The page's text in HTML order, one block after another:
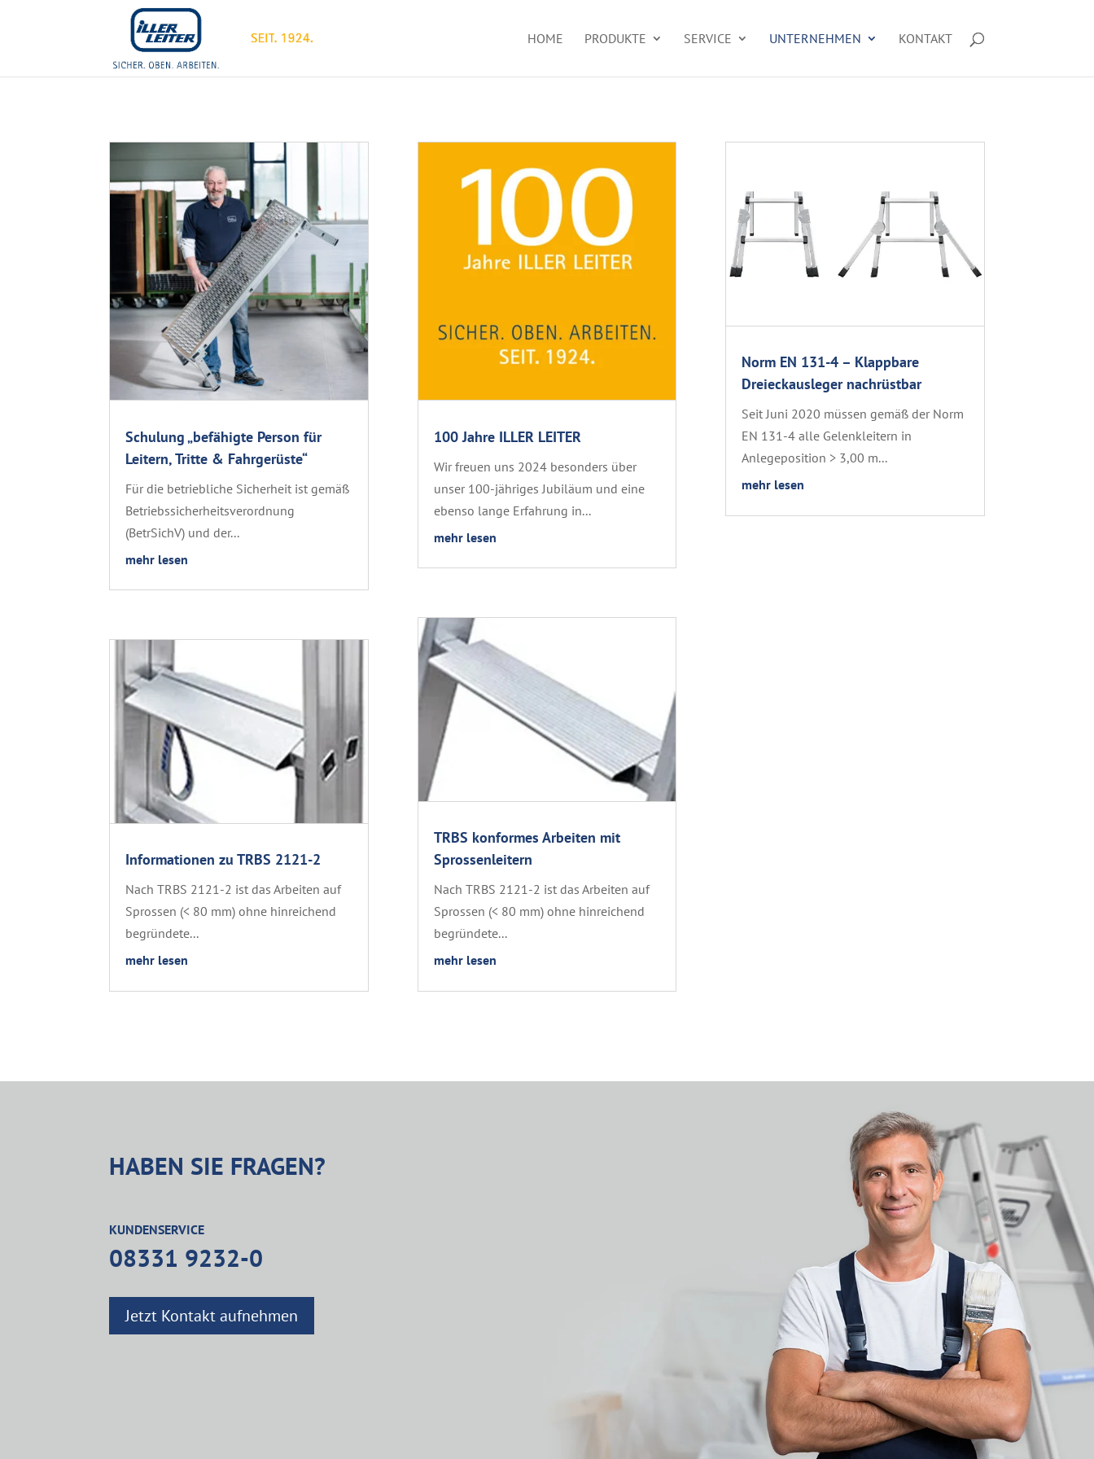
HOME PRODUKTE SERVICE UNTERNEHMEN KONTAKT
Schulung „befähigte Person für
Leitern, Tritte & Fahrgerüste“
Für die betriebliche Sicherheit ist gemäß
Betriebssicherheitsverordnung
(BetrSichV) und der...
mehr lesen
Informationen zu TRBS 2121-2
Nach TRBS 2121-2 ist das Arbeiten auf
Sprossen (< 80 mm) ohne hinreichend
begründete...
mehr lesen
100 Jahre ILLER LEITER
Wir freuen uns 2024 besonders über
unser 100-jähriges Jubiläum und eine
ebenso lange Erfahrung in...
mehr lesen
TRBS konformes Arbeiten mit
Sprossenleitern
Nach TRBS 2121-2 ist das Arbeiten auf
Sprossen (< 80 mm) ohne hinreichend
begründete...
mehr lesen
Norm EN 131-4 – Klappbare
Dreieckausleger nachrüstbar
Seit Juni 2020 müssen gemäß der Norm
EN 131-4 alle Gelenkleitern in
Anlegeposition > 3,00 m...
mehr lesen
HABEN SIE FRAGEN?
KUNDENSERVICE
08331 9232-0
Jetzt Kontakt aufnehmen